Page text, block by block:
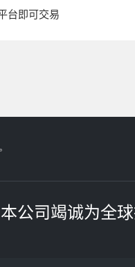
台即可交易
本公司竭诚为全